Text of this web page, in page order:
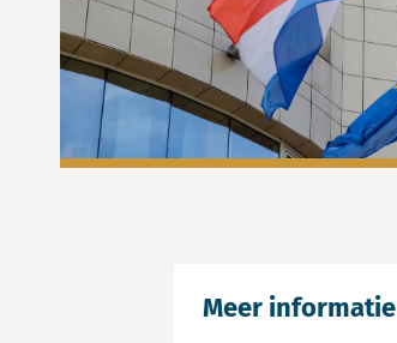
Meer informatie